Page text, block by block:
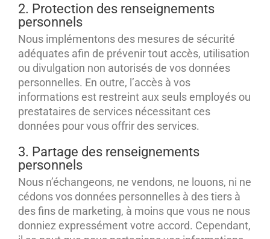
2. Protection des renseignements
personnels
Nous implémentons des mesures de sécurité
adéquates afin de prévenir tout accès, utilisation
ou divulgation non autorisés de vos données
personnelles. En outre, l’accès à vos
informations est restreint aux seuls employés ou
prestataires de services nécessitant ces
données pour vous offrir des services.
3. Partage des renseignements
personnels
Nous n’échangeons, ne vendons, ne louons, ni ne
cédons vos données personnelles à des tiers à
des fins de marketing, à moins que vous ne nous
donniez expressément votre accord. Cependant,